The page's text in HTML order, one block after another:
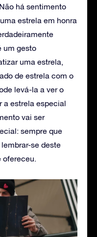
há sentimento
estrela em honra
um gesto
uma estrela,
de estrela com o
levá-la a ver o
a estrela especial
vai ser
sempre que
se deste
ofereceu.